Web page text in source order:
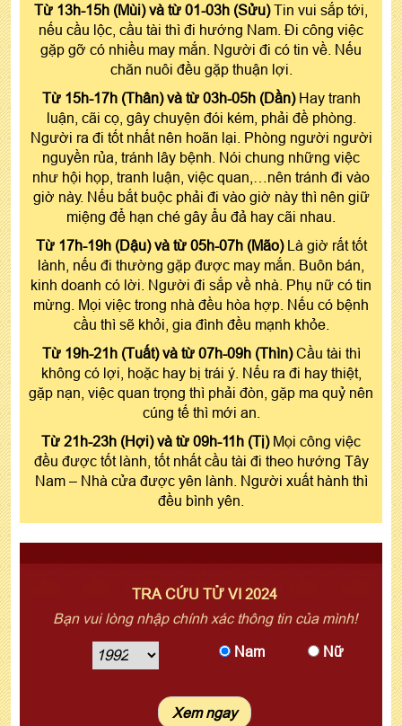
Từ 13h-15h (Mùi) và từ 01-03h (Sửu) Tin vui sắp tới,
nếu cầu lộc, cầu tài thì đi hướng Nam. Đi công việc
gặp gỡ có nhiều may mắn. Người đi có tin về. Nếu
chăn nuôi đều gặp thuận lợi.
Từ 15h-17h (Thân) và từ 03h-05h (Dần) Hay tranh
luận, cãi cọ, gây chuyện đói kém, phải đề phòng.
Người ra đi tốt nhất nên hoãn lại. Phòng người người
nguyền rủa, tránh lây bệnh. Nói chung những việc
như hội họp, tranh luận, việc quan,…nên tránh đi vào
giờ này. Nếu bắt buộc phải đi vào giờ này thì nên giữ
miệng để hạn ché gây ẩu đả hay cãi nhau.
Từ 17h-19h (Dậu) và từ 05h-07h (Mão) Là giờ rất tốt
lành, nếu đi thường gặp được may mắn. Buôn bán,
kinh doanh có lời. Người đi sắp về nhà. Phụ nữ có tin
mừng. Mọi việc trong nhà đều hòa hợp. Nếu có bệnh
cầu thì sẽ khỏi, gia đình đều mạnh khỏe.
Từ 19h-21h (Tuất) và từ 07h-09h (Thìn) Cầu tài thì
không có lợi, hoặc hay bị trái ý. Nếu ra đi hay thiệt,
gặp nạn, việc quan trọng thì phải đòn, gặp ma quỷ nên
cúng tế thì mới an.
Từ 21h-23h (Hợi) và từ 09h-11h (Tị) Mọi công việc
đều được tốt lành, tốt nhất cầu tài đi theo hướng Tây
Nam – Nhà cửa được yên lành. Người xuất hành thì
đều bình yên.
TRA CỨU TỬ VI 2024
Bạn vui lòng nhập chính xác thông tin của mình!
Nam Nữ